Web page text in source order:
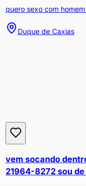
quero sexo com
Duque de Caxias
vem socando
21964-8272 sou